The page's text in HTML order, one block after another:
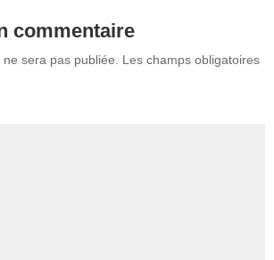
commentaire
sera pas publiée.
Les champs obligatoires